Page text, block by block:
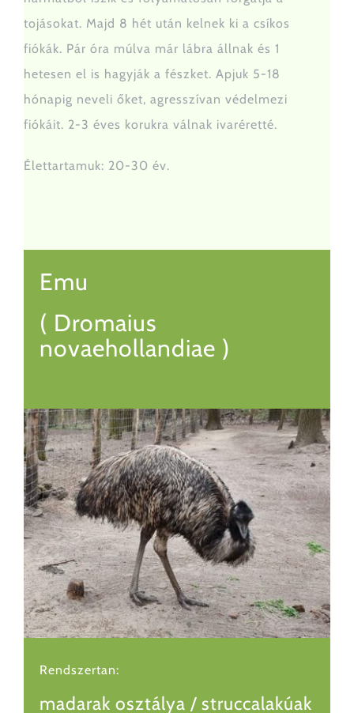
tojásokat. Majd 8 hét után kelnek ki a csíkos
fiókák. Pár óra múlva már lábra állnak és 1
hetesen el is hagyják a fészket. Apjuk 5-18
hónapig neveli őket, agresszívan védelmezi
fiókáit. 2-3 éves korukra válnak ivaréretté.
Élettartamuk: 20-30 év.
Emu
( Dromaius
novaehollandiae )
Rendszertan:
madarak osztálya / struccalakúak